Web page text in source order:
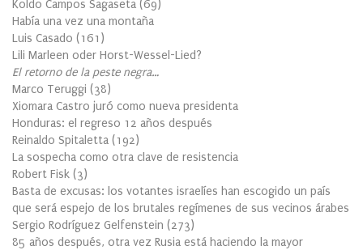
Koldo Campos Sagaseta (69)
Había una vez una montaña
Luis Casado (161 )
Lili Marleen oder Horst-Wessel-Lied?
El retorno de la peste negra…
Marco Teruggi (38)
Xiomara Castro juró como nueva presidenta
Honduras: el regreso 12 años después
Reinaldo Spitaletta (192)
La sospecha como otra clave de resistencia
Robert Fisk (3)
Basta de excusas: los votantes israelíes han escogido un país
que será espejo de los brutales regímenes de sus vecinos árabes
Sergio Rodríguez Gelfenstein (273)
85 años después, otra vez Rusia está haciendo la mayor